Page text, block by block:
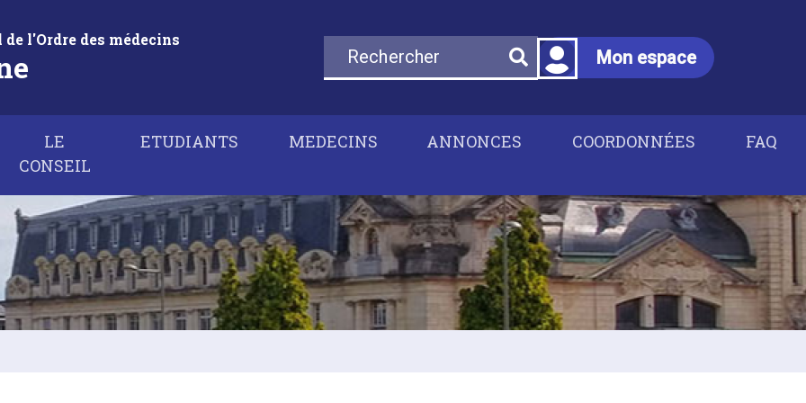
l'Ordre des médecins
Mon espace
LE
CONSEIL
ETUDIANTS MEDECINS ANNONCES COORDONNÉES FAQ